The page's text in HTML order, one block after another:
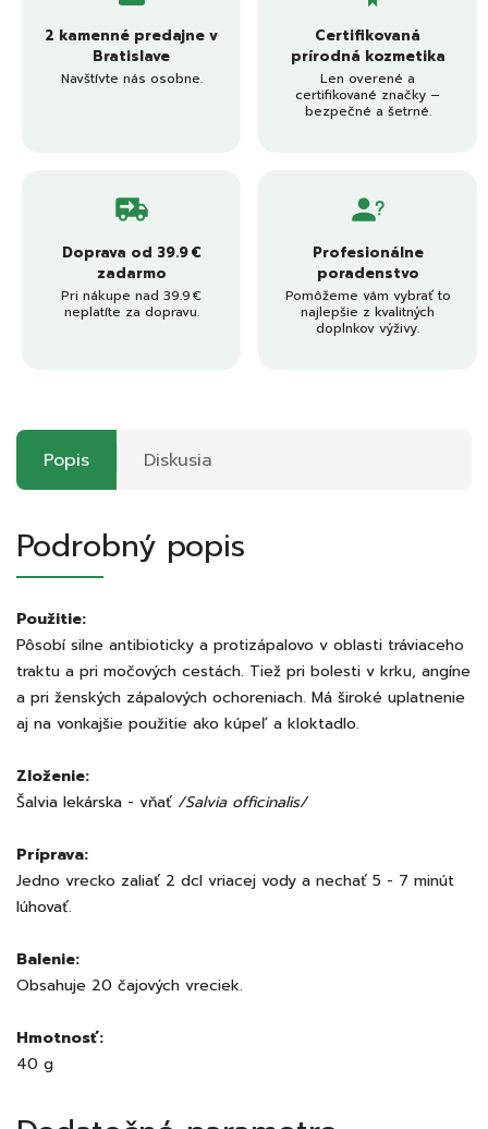
2 kamenné predajne v
Bratislave
Navštívte nás osobne.
Certifikovaná
prírodná kozmetika
Len overené a
certifikované značky –
bezpečné a šetrné.
Doprava od 39.9 €
zadarmo
Pri nákupe nad 39.9 €
neplatíte za dopravu.
Profesionálne
poradenstvo
Pomôžeme vám vybrať to
najlepšie z kvalitných
doplnkov výživy.
Popis Diskusia
Podrobný popis
Použitie:
Pôsobí silne antibioticky a protizápalovo v oblasti tráviaceho
traktu a pri močových cestách. Tiež pri bolesti v krku, angíne
a pri ženských zápalových ochoreniach. Má široké uplatnenie
aj na vonkajšie použitie ako kúpeľ a kloktadlo.
Zloženie:
Šalvia lekárska - vňať /Salvia officinalis/
Príprava:
Jedno vrecko zaliať 2 dcl vriacej vody a nechať 5 - 7 minút
lúhovať.
Balenie:
Obsahuje 20 čajových vreciek.
Hmotnosť:
40 g